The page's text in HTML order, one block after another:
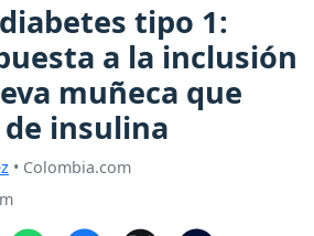
tipo 1:
a la inclusión
muñeca que
insulina
• Colombia.com